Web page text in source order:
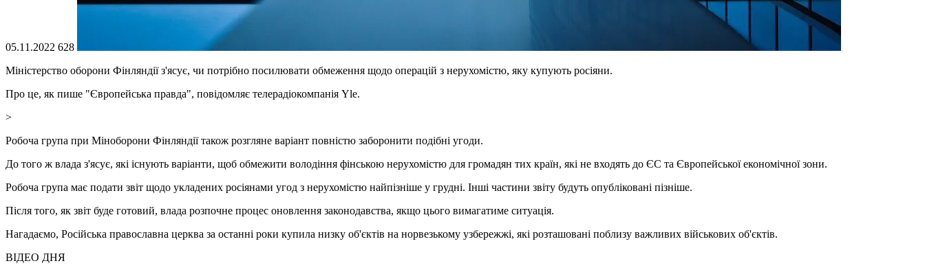
05.11.2022 628
Міністерство оборони Фінляндії з'ясує, чи потрібно посилювати обмеження щодо операцій з нерухомістю, яку купують росіяни.
Про це, як пише "Європейська правда", повідомляє телерадіокомпанія Yle.
>
Робоча група при Міноборони Фінляндії також розгляне варіант повністю заборонити подібні угоди.
До того ж влада з'ясує, які існують варіанти, щоб обмежити володіння фінською нерухомістю для громадян тих країн, які не входять до ЄС та Європейської економічної зони.
Робоча група має подати звіт щодо укладених росіянами угод з нерухомістю найпізніше у грудні. Інші частини звіту будуть опубліковані пізніше.
Після того, як звіт буде готовий, влада розпочне процес оновлення законодавства, якщо цього вимагатиме ситуація.
Нагадаємо, Російська православна церква за останні роки купила низку об'єктів на норвезькому узбережжі, які розташовані поблизу важливих військових об'єктів.
ВІДЕО ДНЯ